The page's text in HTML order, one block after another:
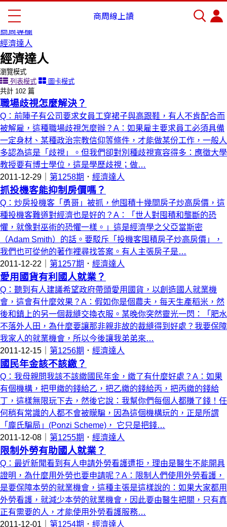
商周線上讀
商周線上讀
商周專欄
經濟達人
經濟達人
瀏覽模式
列表模式
圖卡模式
共計 102 篇
職場歧視怎麼解決？
Q：前陣子有公司要求女員工穿裙子與高跟鞋，有人不肯配合而
被解雇，這種職場歧視怎麼辦？A：如果雇主要求員工必須具備
一定身材、某種政治宗教信仰等條件，才能做某份工作，一般人
多認為這是「歧視」。但我們卻對別種歧視寬容得多：應徵大學
教授要有博士學位，這是學歷歧視；做…
2011-12-29｜ 第1258期 ． 經濟達人
抓投機客能抑制房價嗎？
Q：炒房投機客「勇哥」被抓，他囤積十幾間房子炒高房價，這
種投機客難道對經濟也是好的？A：「世人對囤積和壟斷的恐
懼，就像對巫術的恐懼一樣。」這是經濟學之父亞當斯密
（Adam Smith）的話。要駁斥「投機客囤積房子炒高房價」，
我們也可從他的著作裡尋找答案。有人主張房子是…
2011-12-22｜ 第1257期 ． 經濟達人
愛用國貨有利國人就業？
Q：聽到有人建議希望政府帶頭愛用國貨，以創造國人就業機
會，這會有什麼效果？A：假如你是個農夫，每天生產稻米，然
後和鎮上的另一個裁縫交換衣服。某晚你突然靈光一閃：「肥水
不落外人田，為什麼要讓那非親非故的裁縫得到好處？我要保障
我家人的就業機會，所以今後讓我弟弟來…
2011-12-15｜ 第1256期 ． 經濟達人
國民年金該不該繳？
Q：我母親問我該不該繳國民年金，繳了有什麼好處？A：如果
有個機構，把甲繳的錢給乙，把乙繳的錢給丙，把丙繳的錢給
丁，這樣無限玩下去，然後它說：我幫你們每個人都賺了錢！任
何稍有常識的人都不會被矇騙，因為這個機構玩的，正是所謂
「龐氏騙局」(Ponzi Scheme)， 它只是把錢…
2011-12-08｜ 第1255期 ． 經濟達人
限制外勞有助國人就業？
Q：最近新聞看到有人申請外勞看護遭拒，理由是醫生不能開具
證明，為什麼用外勞也要申請呢？A：限制人們使用外勞看護，
是要保障本勞的就業機會，這種主張是這樣說的：如果大家都用
外勞看護，就減少本勞的就業機會，因此要由醫生把關，只有真
正有需要的人，才能使用外勞看護服務…
2011-12-01｜ 第1254期 ． 經濟達人